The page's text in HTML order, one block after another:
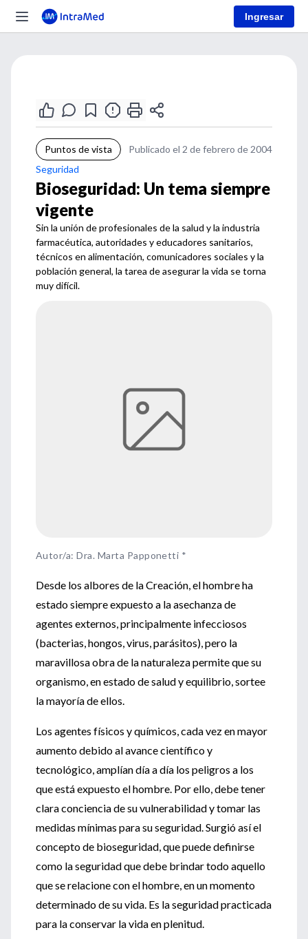
Ingresar
Puntos de vista
Publicado el 2 de febrero de 2004
Seguridad
Bioseguridad: Un tema siempre
vigente
Sin la unión de profesionales de la salud y la industria
farmacéutica, autoridades y educadores sanitarios,
técnicos en alimentación, comunicadores sociales y la
población general, la tarea de asegurar la vida se torna
muy difícil.
Autor/a: Dra. Marta Papponetti *
Desde los albores de la Creación, el hombre ha
estado siempre expuesto a la asechanza de
agentes externos, principalmente infecciosos
(bacterias, hongos, virus, parásitos), pero la
maravillosa obra de la naturaleza permite que su
organismo, en estado de salud y equilibrio, sortee
la mayoría de ellos.
Los agentes físicos y químicos, cada vez en mayor
aumento debido al avance científico y
tecnológico, amplían día a día los peligros a los
que está expuesto el hombre. Por ello, debe tener
clara conciencia de su vulnerabilidad y tomar las
medidas mínimas para su seguridad. Surgió así el
concepto de bioseguridad, que puede definirse
como la seguridad que debe brindar todo aquello
que se relacione con el hombre, en un momento
determinado de su vida. Es la seguridad practicada
para la conservar la vida en plenitud.